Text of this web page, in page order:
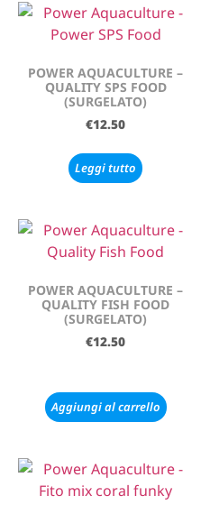
POWER AQUACULTURE –
QUALITY SPS FOOD
(SURGELATO)
€12.50
Leggi tutto
POWER AQUACULTURE –
QUALITY FISH FOOD
(SURGELATO)
€12.50
Aggiungi al carrello